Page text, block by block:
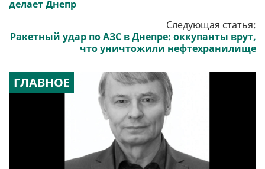
делает Днепр
Следующая статья:
Ракетный удар по АЗС в Днепре: оккупанты врут,
что уничтожили нефтехранилище
ГЛАВНОЕ